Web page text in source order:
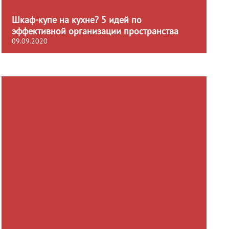
Шкаф-купе на кухне? 5 идей по
эффективной организации пространства
09.09.2020